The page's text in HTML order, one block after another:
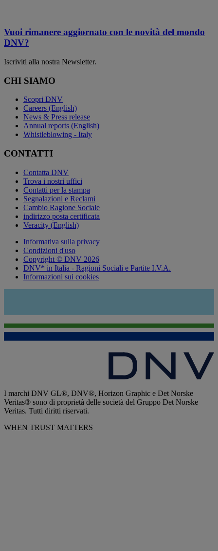
Vuoi rimanere aggiornato con le novità del mondo
DNV?
Iscriviti alla nostra Newsletter.
CHI SIAMO
Scopri DNV
Careers (English)
News & Press release
Annual reports (English)
Whistleblowing - Italy
CONTATTI
Contatta DNV
Trova i nostri uffici
Contatti per la stampa
Segnalazioni e Reclami
Cambio Ragione Sociale
indirizzo posta certificata
Veracity (English)
Informativa sulla privacy
Condizioni d'uso
Copyright © DNV 2026
DNV* in Italia - Ragioni Sociali e Partite I.V.A.
Informazioni sui cookies
I marchi DNV GL®, DNV®, Horizon Graphic e Det Norske
Veritas® sono di proprietà delle società del Gruppo Det Norske
Veritas. Tutti diritti riservati.
WHEN TRUST MATTERS